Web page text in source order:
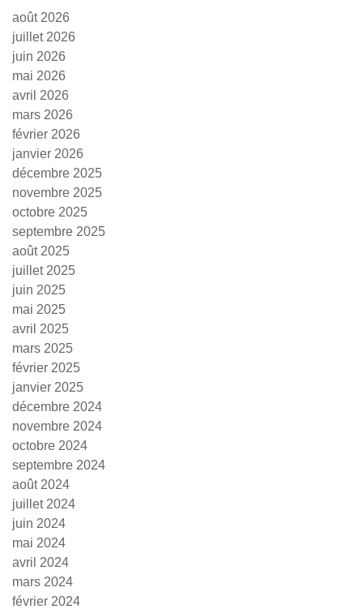
août 2026
juillet 2026
juin 2026
mai 2026
avril 2026
mars 2026
février 2026
janvier 2026
décembre 2025
novembre 2025
octobre 2025
septembre 2025
août 2025
juillet 2025
juin 2025
mai 2025
avril 2025
mars 2025
février 2025
janvier 2025
décembre 2024
novembre 2024
octobre 2024
septembre 2024
août 2024
juillet 2024
juin 2024
mai 2024
avril 2024
mars 2024
février 2024